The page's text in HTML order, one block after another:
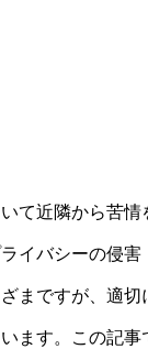
て近隣から苦
イバシーの侵害
まですが、適切
ます。この記事